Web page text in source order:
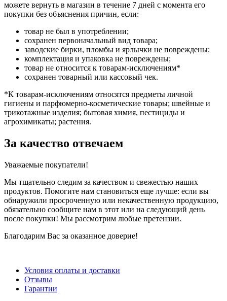
можете вернуть в магазин в течение 7 дней с момента его
покупки без объяснения причин, если:
товар не был в употреблении;
сохранен первоначальный вид товара;
заводские бирки, пломбы и ярлычки не повреждены;
комплектация и упаковка не повреждены;
товар не относится к товарам-исключениям*
сохранен товарный или кассовый чек.
*К товарам-исключениям относятся предметы личной
гигиены и парфюмерно-косметические товары; швейные и
трикотажные изделия; бытовая химия, пестициды и
агрохимикаты; растения.
За качество отвечаем
Уважаемые покупатели!
Мы тщательно следим за качеством и свежестью наших
продуктов. Помогите нам становиться еще лучше: если вы
обнаружили просроченную или некачественную продукцию,
обязательно сообщите нам в этот или на следующий день
после покупки! Мы рассмотрим любые претензии.
Благодарим Вас за оказанное доверие!
Условия оплаты и доставки
Отзывы
Гарантии